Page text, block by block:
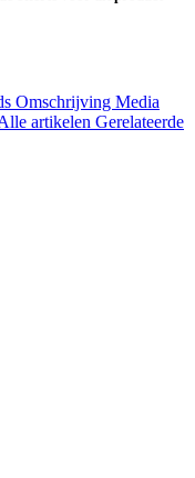
Omschrijving Media
artikelen Gerelateerde